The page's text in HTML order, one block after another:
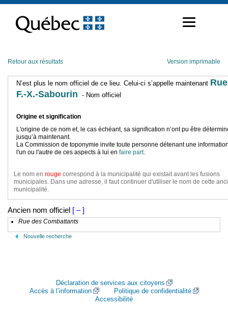
contenu
Retour aux résultats Version imprimable
N’est plus le nom officiel de ce lieu. Celui-ci s’appelle maintenant Rue
F.-X.-Sabourin - Nom officiel
Origine et signification
L'origine de ce nom et, le cas échéant, sa signification n’ont pu être
jusqu’à maintenant.
La Commission de toponymie invite toute personne détenant une
l'un ou l'autre de ces aspects à lui en faire part.
Le nom en rouge correspond à la municipalité qui existait avant les fusions
municipales. Dans une adresse, il faut continuer d'utiliser le nom de cette
municipalité.
Ancien nom officiel [ – ]
Rue des Combattants
Nouvelle recherche
Déclaration de services aux citoyens
Accès à l’information
Politique de confidentialité
Accessibilité